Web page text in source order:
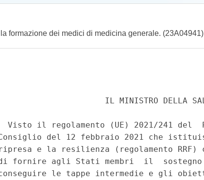
formazione dei medici di medicina generale. (23A04941)